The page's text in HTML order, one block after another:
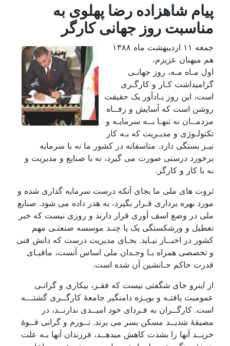
پیام شاهزاده رضا پهلوی به
مناسبت روز جهانی کارگر
جمعه ۱۱ اردیبهشت ماه ۱۳۸۸
هم میهنان عزیزم،
اول مـاه مـه، روز جهانـی
گرامیداشت کـار و کارگـری
است، این روز یـادآور یک حقیقت
روشن است که آسایش و رفــاه
مردمــان نه تنهـا بــه سرمایـه و
تکنولـوژی و مدیـریت که بـه کار
نیـز بستگی دارد. متاسفانه در کشور ما نه با سرمایه
برخورد درستی صورت می گیرد، نه با صنایع و مدیریت و
نه با کار و کارگر.
ثروت های ملی ما بجای آنکه درست سرمایه گذاری شده و
مورد بهره برداری قـرار بگیرد، به هدر داده می شود. صنایع
ملی در وضع اسف آوری قرار دارند و روزی نیست که خبر
تعطیل و ورشکستگی یک یا چنـد موسسه صنعتـی مهم
کشور در اخبــار نیـاید. بجـای مدیریت درست که دانش فنی
و تخصصی همراه بـا وجـدان ملی اساس آنست، مافیـای
قدرت حاکم جـانشین آن شده است.
از اینرو جای شگفتی نیست که فقـر، بیکاری و گرانـی
عمومیت یافتـه و بویـژه دامنگیر جامعۀ کارگــری گشتـــه
است. کارگــران به فـردای خود امیــدی ندارنــد، در
مضیقۀ شدیــد مسکن بسر می برند. تــورم و گرانی قــوۀ
خریــد آنها را بشدت کاهش میدهــد، فرزندان آنها بـه علت